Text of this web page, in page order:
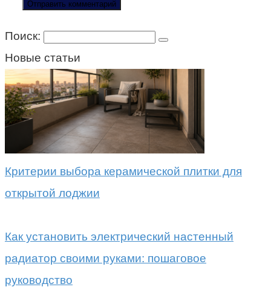
Поиск:
Новые статьи
Критерии выбора керамической плитки для
открытой лоджии
Как установить электрический настенный
радиатор своими руками: пошаговое
руководство